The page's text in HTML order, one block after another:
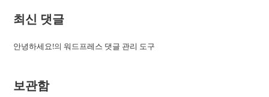
최신 댓글
안녕하세요!의워드프레스 댓글 관리 도구
보관함